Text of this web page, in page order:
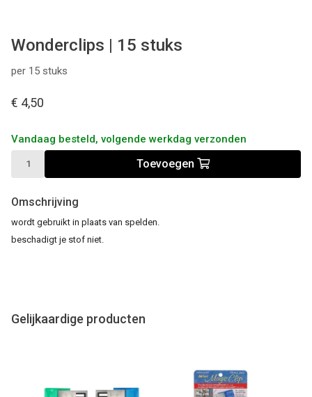
Wonderclips | 15 stuks
per 15 stuks
€ 4,50
Vandaag besteld, volgende werkdag verzonden
Toevoegen
Omschrijving
wordt gebruikt in plaats van spelden.
beschadigt je stof niet.
Gelijkaardige producten